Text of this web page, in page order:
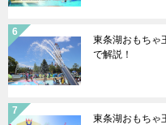
東条湖おもちゃ
で解説！
東条湖おもちゃ